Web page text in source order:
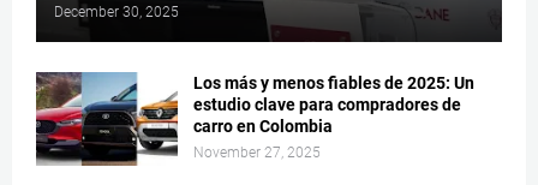
December 30, 2025
Los más y menos fiables de 2025: Un
estudio clave para compradores de
carro en Colombia
November 27, 2025